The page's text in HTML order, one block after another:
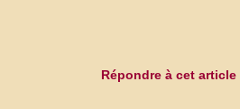
Répondre à cet article